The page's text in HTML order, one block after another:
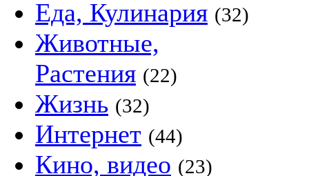
Еда, Кулинария (32)
Животные,
Растения (22)
Жизнь (32)
Интернет (44)
Кино, видео (23)